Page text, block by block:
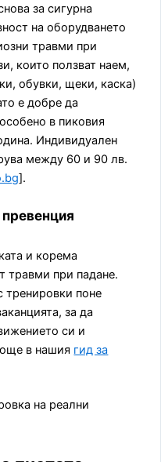
за сигурна
на оборудването
травми при
които ползват наем,
обувки, щеки, каска)
е добре да
в пиковия
Индивидуален
между 60 и 90 лв.
].
и корема
травми при падане.
тренировки поне
за да
си и
в нашия гид за
на реални